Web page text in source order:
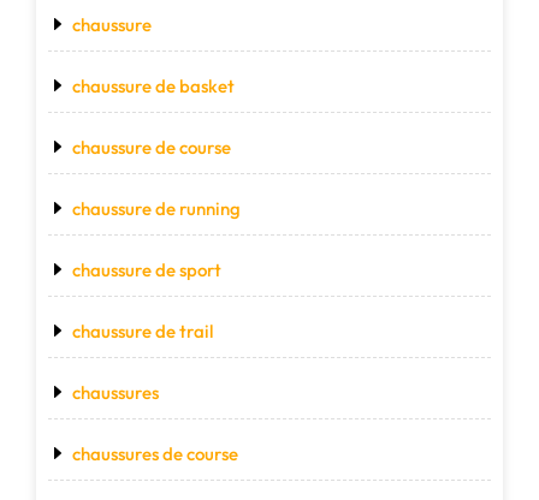
chaussure
chaussure de basket
chaussure de course
chaussure de running
chaussure de sport
chaussure de trail
chaussures
chaussures de course